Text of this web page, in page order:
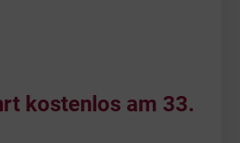
kostenlos am 33.